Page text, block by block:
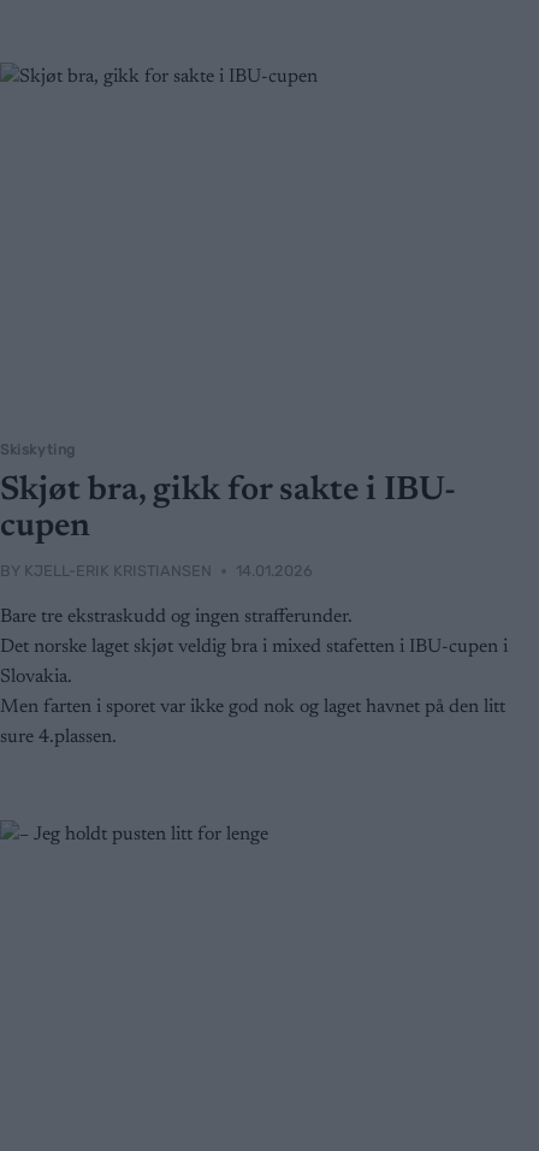
Skiskyting
Skjøt bra, gikk for sakte i IBU-
cupen
BY KJELL-ERIK KRISTIANSEN 14.01.2026
Bare tre ekstraskudd og ingen strafferunder.
Det norske laget skjøt veldig bra i mixed stafetten i IBU-cupen i
Slovakia.
Men farten i sporet var ikke god nok og laget havnet på den litt
sure 4.plassen.